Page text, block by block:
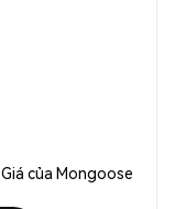
Giá của Mongoose